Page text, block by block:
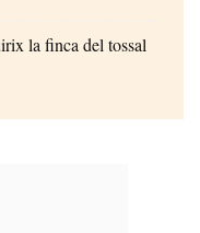
la finca del tossal